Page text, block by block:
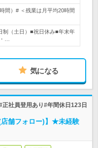
間）# ＜残業は月平均20時間
制（土日）■祝日休み■年末年
…
気になる
社員登用あり#年間休日123日
店舗フォロー)】★未経験